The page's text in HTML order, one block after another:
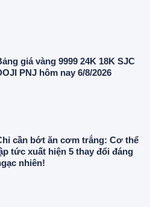
giá vàng 9999 24K 18K SJC
PNJ hôm nay 6/8/2026
cần bớt ăn cơm trắng: Cơ thể
tức xuất hiện 5 thay đổi đáng
nhiên!